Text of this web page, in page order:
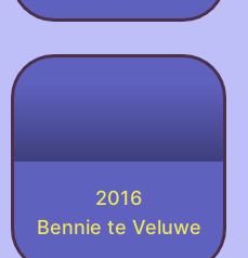
2016
Bennie te Veluwe